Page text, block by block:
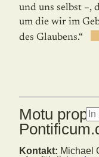
und uns selbst –,
um die wir im
des Glaubens.“
Motu
Kontakt: Michael